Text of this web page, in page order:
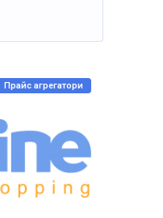
Прайс агрегатори